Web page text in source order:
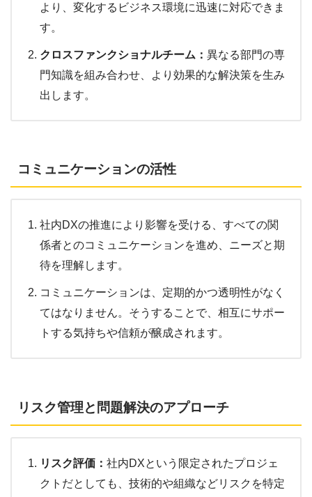
より、変化するビジネス環境に迅速に対応できま
す。
クロスファンクショナルチーム： 異なる部門の専
門知識を組み合わせ、より効果的な解決策を生み
出します。
コミュニケーションの活性
社内DXの推進により影響を受ける、すべての関
係者とのコミュニケーションを進め、ニーズと期
待を理解します。
コミュニケーションは、定期的かつ透明性がなく
てはなりません。そうすることで、相互にサポー
トする気持ちや信頼が醸成されます。
リスク管理と問題解決のアプローチ
リスク評価： 社内DXという限定されたプロジェ
クトだとしても、技術的や組織などリスクを特定